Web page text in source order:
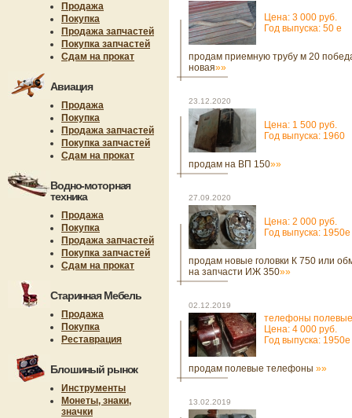
Продажа
Покупка
Продажа запчастей
Покупка запчастей
Сдам на прокат
Авиация
Продажа
Покупка
Продажа запчастей
Покупка запчастей
Сдам на прокат
Водно-моторная
техника
Продажа
Покупка
Продажа запчастей
Покупка запчастей
Сдам на прокат
Старинная Мебель
Продажа
Покупка
Реставрация
Блошиный рынок
Инструменты
Монеты, знаки,
значки
Цена: 3 000 руб.
Год выпуска: 50 е
продам приемную трубу м 20
новая»»
23.12.2020
Цена: 1 500 руб.
Год выпуска: 1960
продам на ВП 150»»
27.09.2020
Цена: 2 000 руб.
Год выпуска: 1950е
продам новые головки К 750 или
на запчасти ИЖ 350»»
02.12.2019
телефоны полевые
Цена: 4 000 руб.
Год выпуска: 1950е
продам полевые телефоны »»
13.02.2019